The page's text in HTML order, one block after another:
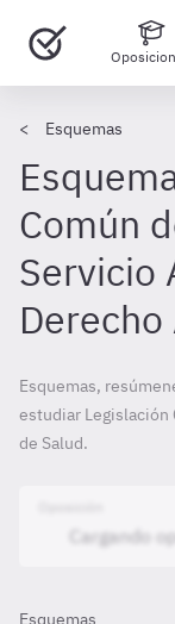
Esquemas
Común
Servicio
Esquemas,
estudiar Legislación
de Salud.
Esquemas